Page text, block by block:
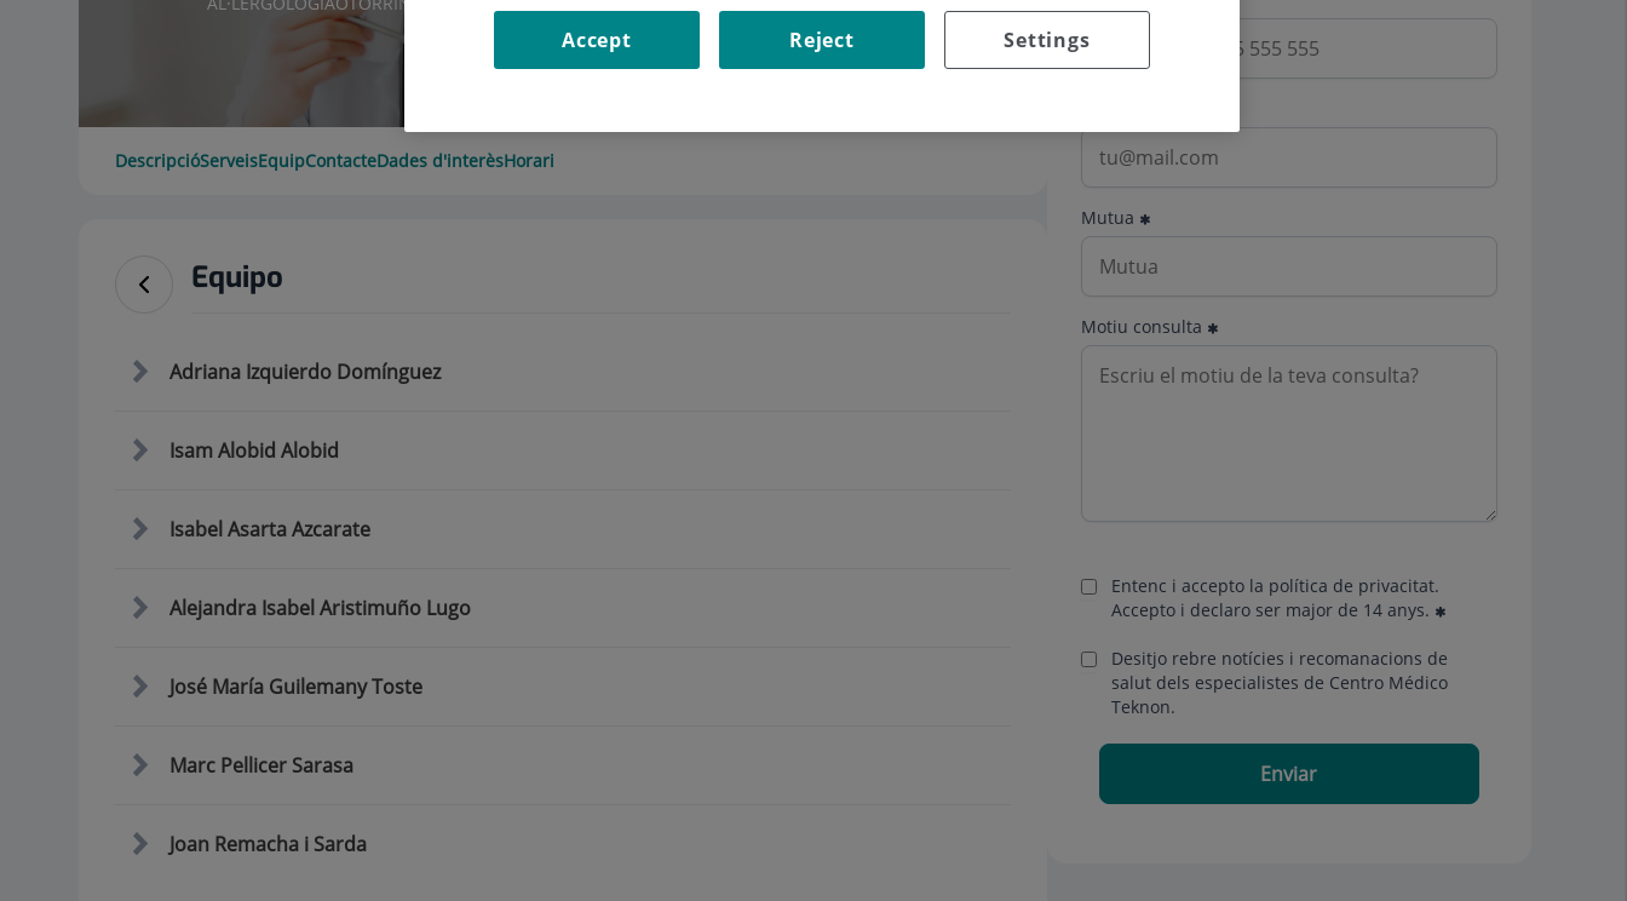
DescripcióServeisEquipContacteDades d'interèsHorari
Equipo
Adriana Izquierdo Domínguez
Isam Alobid Alobid
Isabel Asarta Azcarate
Alejandra Isabel Aristimuño Lugo
José María Guilemany Toste
Marc Pellicer Sarasa
Joan Remacha i Sarda
Mutua
Motiu consulta
Entenc i accepto la política de privacitat.
Accepto i declaro ser major de 14 anys.
Desitjo rebre notícies i recomanacions de
salut dels especialistes de Centro Médico
Teknon.
Enviar
Settings
Reject
Accept